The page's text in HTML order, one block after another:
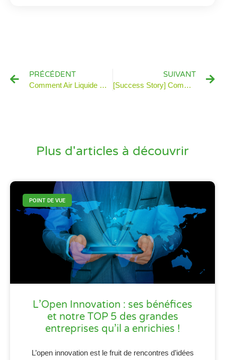
PRÉCÉDENT
Comment Air Liquide maximise l’impact de ses trophées de l’innovation
SUIVANT
[Success Story] Comment Ecdys OpenLab™ permet à l’ensemble de la filière communication de mieux collaborer et innover ?
Plus d'articles à découvrir
POINT DE VUE
L’Open Innovation : ses bénéfices
et notre TOP 5 des grandes
entreprises qu’il a enrichies !
L’open innovation est le fruit de rencontres d’idées